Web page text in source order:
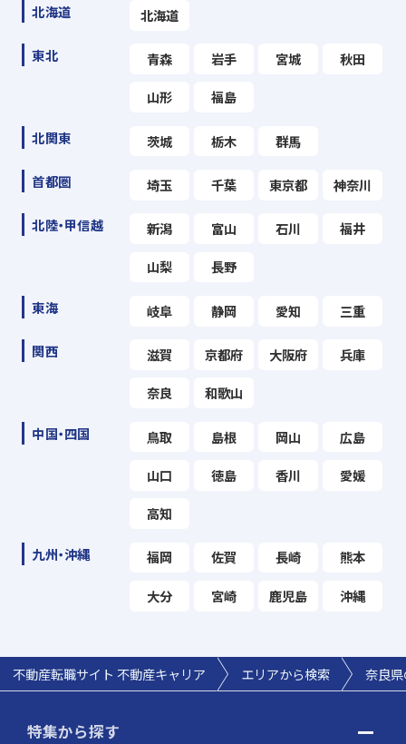
北海道 北海道
東北 青森 岩手 宮城 秋田
山形 福島
北関東 茨城 栃木 群馬
首都圏 埼玉 千葉 東京都 神奈川
北陸・甲信越 新潟 富山 石川 福井
山梨 長野
東海 岐阜 静岡 愛知 三重
関西 滋賀 京都府 大阪府 兵庫
奈良 和歌山
中国・四国 鳥取 島根 岡山 広島
山口 徳島 香川 愛媛
高知
九州・沖縄 福岡 佐賀 長崎 熊本
大分 宮崎 鹿児島 沖縄
不動産転職サイト 不動産キャリア エリアから検索 奈良
特集から探す